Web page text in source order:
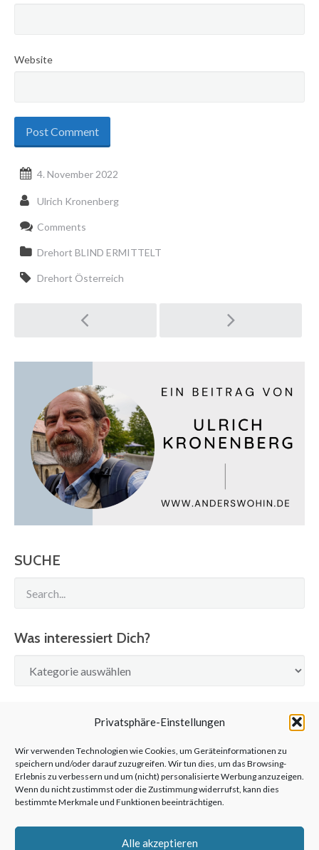
Privatsphäre-Einstellungen
Wir verwenden Technologien wie Cookies, um Geräteinformationen zu
speichern und/oder darauf zuzugreifen. Wir tun dies, um das Browsing-
Erlebnis zu verbessern und um (nicht) personalisierte Werbung anzuzeigen.
Wenn du nicht zustimmst oder die Zustimmung widerrufst, kann dies
bestimmte Merkmale und Funktionen beeinträchtigen.
Alle akzeptieren
Website
4. November 2022
Ulrich Kronenberg
Comments
Drehort BLIND ERMITTELT
Drehort Österreich
Post
navigation
SUCHE
Was interessiert Dich?
interessiert